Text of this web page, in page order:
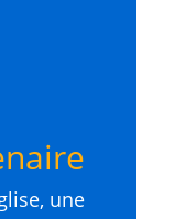
une